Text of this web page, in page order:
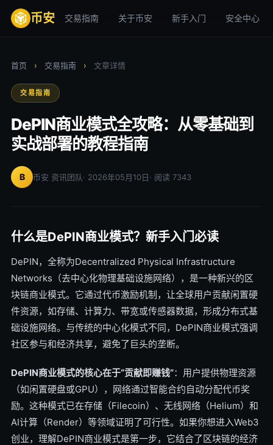
币安 交易指南 关于币安 新手入门 安全中心
首页 › 交易指南 › 文章详情
交易指南
DePIN商业模式全攻略：从零基础到
实战部署的教程指南
B 币安 资讯团队· 2026年05月10日· 阅读 7343
什么是DePIN商业模式？新手入门必读
DePIN，全称为Decentralized Physical Infrastructure
Networks（去中心化物理基础设施网络），是一种新兴的区
块链商业模式。它通过代币激励机制，让全球用户贡献闲置硬
件资源，如存储、计算力、带宽或传感器数据，形成分布式基
础设施网络。与传统的中心化模式不同，DePIN商业模式强调
社区参与和经济共享，避免了巨头的垄断。
DePIN商业模式的核心在于“贡献即赚钱”：用户提供物理资源
（如闲置硬盘或GPU），网络通过智能合约自动分配代币奖
励。这种模式已在存储（Filecoin）、无线网络（Helium）和
AI计算（Render）等领域证明了可行性。如果你想进入Web3
创业，理解DePIN商业模式是第一步，它结合了区块链的经济